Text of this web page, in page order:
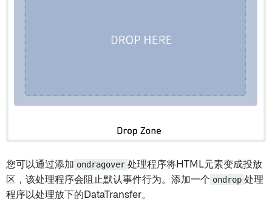
您可以通过添加 ondragover 处理程序将HTML元素变成投放
区，该处理程序会阻止默认事件行为。添加一个 ondrop 处理
程序以处理放下的DataTransfer。